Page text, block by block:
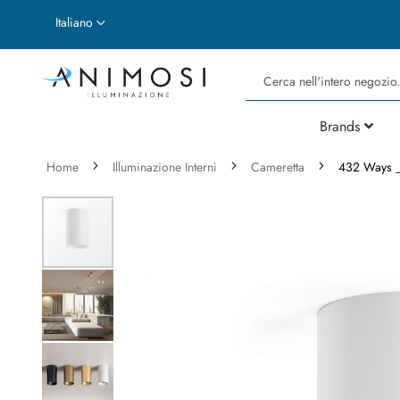
Lingua
Italiano
Cerca
Brands
Home Illuminazione Interni Cameretta 432 Ways
Vai
di
immagini